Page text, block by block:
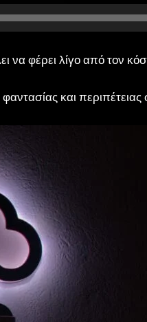
να φέρει λίγο από τον
και περιπέτειας